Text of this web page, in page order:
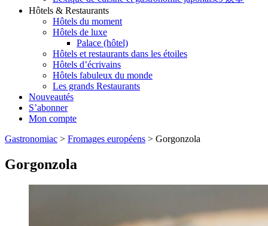
Hôtels & Restaurants
Hôtels du moment
Hôtels de luxe
Palace (hôtel)
Hôtels et restaurants dans les étoiles
Hôtels d’écrivains
Hôtels fabuleux du monde
Les grands Restaurants
Nouveautés
S’abonner
Mon compte
Gastronomiac > Fromages européens > Gorgonzola
Gorgonzola